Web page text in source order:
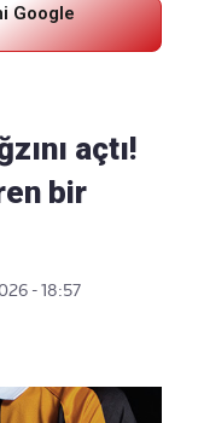
Google
açtı!
bir
- 18:57